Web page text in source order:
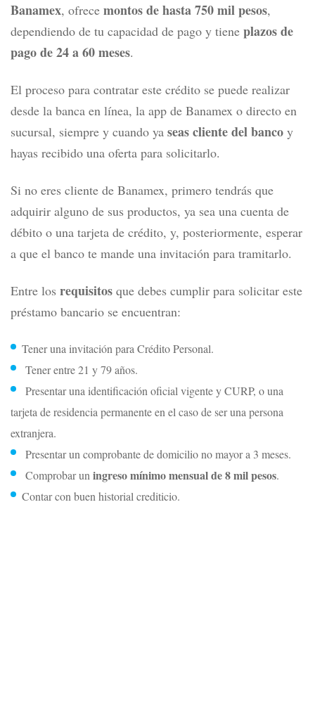
Banamex, ofrece montos de hasta 750 mil pesos,
dependiendo de tu capacidad de pago y tiene plazos de
pago de 24 a 60 meses.
El proceso para contratar este crédito se puede realizar
desde la banca en línea, la app de Banamex o directo en
sucursal, siempre y cuando ya seas cliente del banco y
hayas recibido una oferta para solicitarlo.
Si no eres cliente de Banamex, primero tendrás que
adquirir alguno de sus productos, ya sea una cuenta de
débito o una tarjeta de crédito, y, posteriormente, esperar
a que el banco te mande una invitación para tramitarlo.
Entre los requisitos que debes cumplir para solicitar este
préstamo bancario se encuentran:
Tener una invitación para Crédito Personal.
Tener entre 21 y 79 años.
Presentar una identificación oficial vigente y CURP, o una
tarjeta de residencia permanente en el caso de ser una persona
extranjera.
Presentar un comprobante de domicilio no mayor a 3 meses.
Comprobar uningreso mínimo mensual de 8 mil pesos.
Contar con buen historial crediticio.